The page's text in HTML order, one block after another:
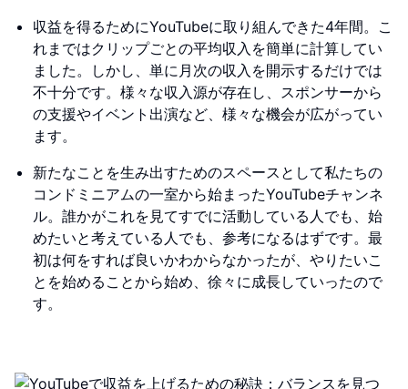
収益を得るためにYouTubeに取り組んできた4年間。こ
れまではクリップごとの平均収入を簡単に計算してい
ました。しかし、単に月次の収入を開示するだけでは
不十分です。様々な収入源が存在し、スポンサーから
の支援やイベント出演など、様々な機会が広がってい
ます。
新たなことを生み出すためのスペースとして私たちの
コンドミニアムの一室から始まったYouTubeチャンネ
ル。誰かがこれを見てすでに活動している人でも、始
めたいと考えている人でも、参考になるはずです。最
初は何をすれば良いかわからなかったが、やりたいこ
とを始めることから始め、徐々に成長していったので
す。